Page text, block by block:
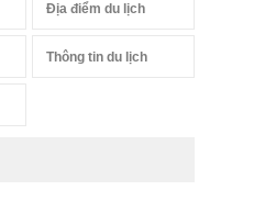
Địa điểm du lịch
Thông tin du lịch